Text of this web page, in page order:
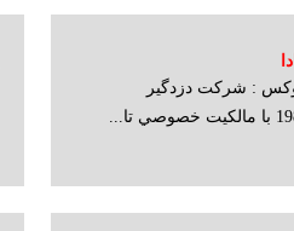
: شركت دزدگير